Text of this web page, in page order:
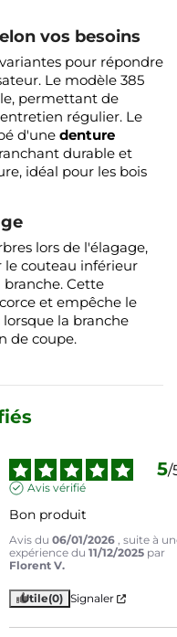
vos besoins
pour répondre
Le modèle 385
permettant de
régulier. Le
d'une denture
durable et
idéal pour les bois
lors de l'élagage,
couteau inférieur
branche. Cette
et empêche le
la branche
de coupe.
5/
Avis vérifié
Bon produit
Avis du06/01/2026 , suite à
expérience du11/12/2025 par
Florent V.
Utile(0) Signaler